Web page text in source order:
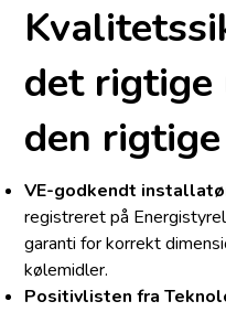
det rigtige
den
VE-godkendt
registreret på
garanti for korrekt
kølemidler.
Positivlisten fra